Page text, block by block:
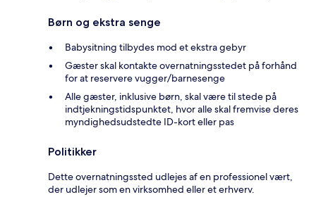
Børn og ekstra senge
Babysitning tilbydes mod et ekstra gebyr
Gæster skal kontakte overnatningsstedet på forhånd
for at reservere vugger/barnesenge
Alle gæster, inklusive børn, skal være til stede på
indtjekningstidspunktet, hvor alle skal fremvise deres
myndighedsudstedte ID-kort eller pas
Politikker
Dette overnatningssted udlejes af en professionel vært,
der udlejer som en virksomhed eller et erhverv.